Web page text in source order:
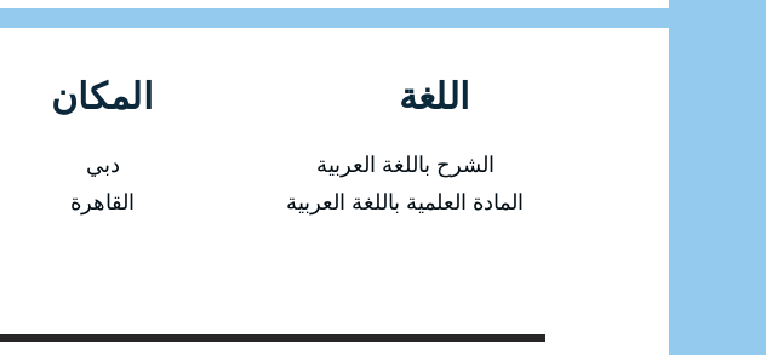
المكان
دبي
القاهرة
اللغة
الشرح باللغة العربية
المادة العلمية باللغة العربية